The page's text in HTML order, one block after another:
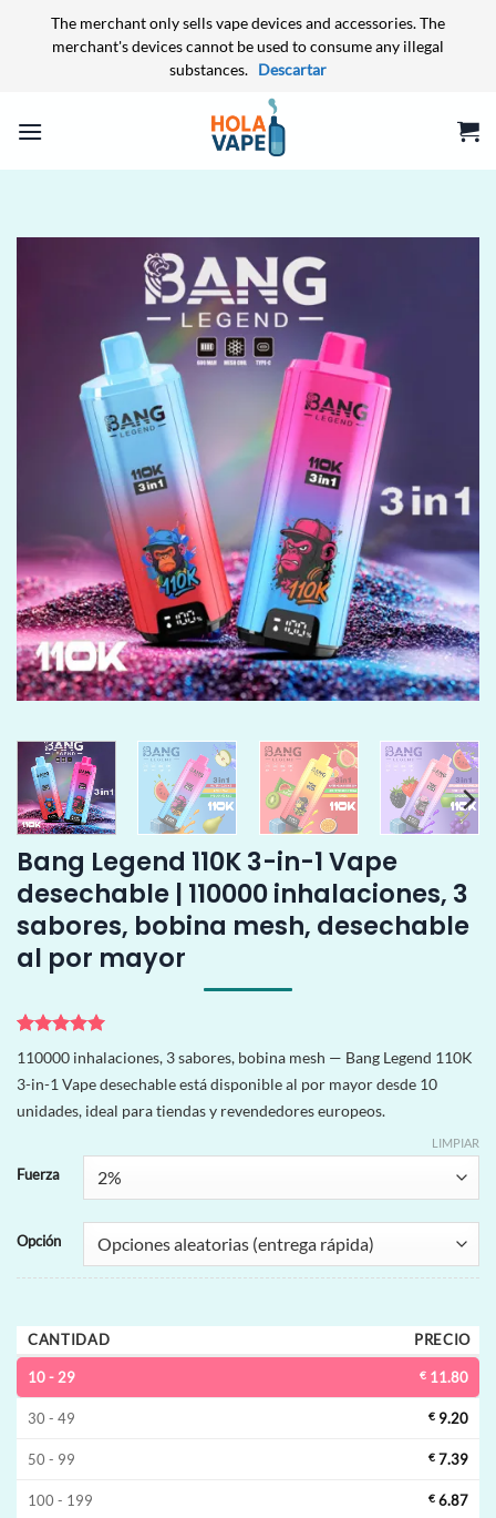
The merchant only sells vape devices and accessories. The
merchant's devices cannot be used to consume any illegal
substances. Descartar
Bang Legend 110K 3-in-1 Vape
desechable | 110000 inhalaciones, 3
sabores, bobina mesh, desechable
al por mayor
Valorado
con5de 5
en base a
1
valoración
de un
110000 inhalaciones, 3 sabores, bobina mesh — Bang Legend 110K
3-in-1 Vape desechable está disponible al por mayor desde 10
unidades, ideal para tiendas y revendedores europeos.
Fuerza
Opción
LIMPIAR
CANTIDAD PRECIO
10 - 29 € 11.80
30 - 49 € 9.20
50 - 99 € 7.39
100 - 199 € 6.87